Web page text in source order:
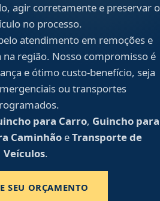
agir corretamente e preservar o
no processo.
atendimento em remoções e
região. Nosso compromisso é
e ótimo custo-benefício, seja
ou transportes
para Carro, Guincho para
CaminhãoeTransporte de
Veículos.
SEU ORÇAMENTO